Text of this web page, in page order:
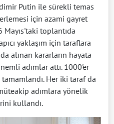
Putin ile sürekli temas
için azami gayret
toplantıda
yaklaşım için taraflara
alınan kararların hayata
adımlar attı. 1000'er
Her iki taraf da
adımlara yönelik
kullandı.